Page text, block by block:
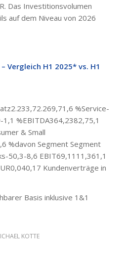
Das Investitionsvolumen
auf dem Niveau von 2026
Vergleich H1 2025* vs. H1
%Service-
%EBITDA364,2382,75,1
& Small
%davon Segment Segment
50,3-8,6 EBIT69,1111,361,1
Kundenverträge in
Basis inklusive 1&1
KOTTE